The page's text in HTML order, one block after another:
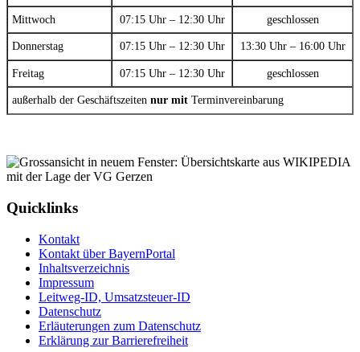
Mittwoch 07:15 Uhr – 12:30 Uhr geschlossen
Donnerstag 07:15 Uhr – 12:30 Uhr 13:30 Uhr – 16:00 Uhr
Freitag 07:15 Uhr – 12:30 Uhr geschlossen
außerhalb der Geschäftszeiten nur mit Terminvereinbarung
Quicklinks
Kontakt
Kontakt über BayernPortal
Inhaltsverzeichnis
Impressum
Leitweg-ID, Umsatzsteuer-ID
Datenschutz
Erläuterungen zum Datenschutz
Erklärung zur Barrierefreiheit